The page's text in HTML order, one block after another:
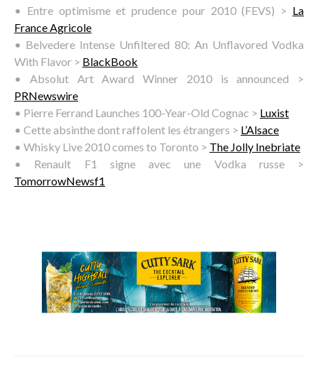
• Entre optimisme et prudence pour 2010 (FEVS) > La
France Agricole
• Belvedere Intense Unfiltered 80: An Unflavored Vodka
With Flavor > BlackBook
• Absolut Art Award Winner 2010 is announced >
PRNewswire
• Pierre Ferrand Launches 100-Year-Old Cognac > Luxist
• Cette absinthe dont raffolent les étrangers > L’Alsace
• Whisky Live 2010 comes to Toronto > The Jolly Inebriate
• Renault F1 signe avec une Vodka russe >
TomorrowNewsf1